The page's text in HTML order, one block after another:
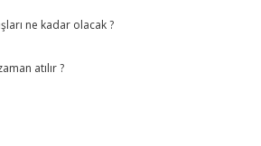
ne kadar olacak ?
atılır ?